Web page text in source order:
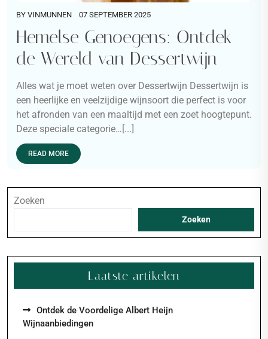
BY VINMUNNEN 07 SEPTEMBER 2025
Hemelse Genoegens: Ontdek
de Wereld van Dessertwijn
Alles wat je moet weten over Dessertwijn Dessertwijn is
een heerlijke en veelzijdige wijnsoort die perfect is voor
het afronden van een maaltijd met een zoet hoogtepunt.
Deze speciale categorie…[...]
READ MORE
Zoeken
Zoeken
Laatste artikelen
Ontdek de Voordelige Albert Heijn
Wijnaanbiedingen